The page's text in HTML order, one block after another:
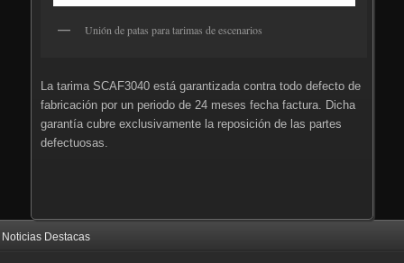
Unión de patas para tarimas de escenarios
La tarima SCAF3040 está garantizada contra todo defecto de
fabricación por un periodo de 24 meses fecha factura. Dicha
garantía cubre exclusivamente la reposición de las partes
defectuosas.
Noticias Destacas